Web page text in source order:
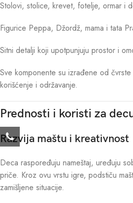
Stolovi, stolice, krevet, fotelje, ormar i
Figurice Peppa, Džordž, mama i tata
Sitni detalji koji upotpunjuju prostor i
Sve komponente su izrađene od
korišćenje i održavanje.
Prednosti i koristi za
Razvija maštu i kreativnost
Deca raspoređuju nameštaj, uređuju
priče. Kroz ovu vrstu igre, podstiču
zamišljene situacije.